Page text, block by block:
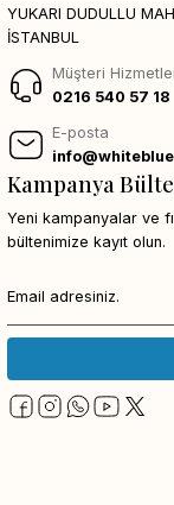
YUKARI DUDULLU
İSTANBUL
Müşteri
0216 540 57 18
E-posta
Kampanya
Yeni kampanyalar ve
bültenimize kayıt olun.